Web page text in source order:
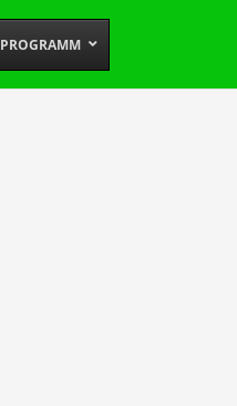
PROGRAMM